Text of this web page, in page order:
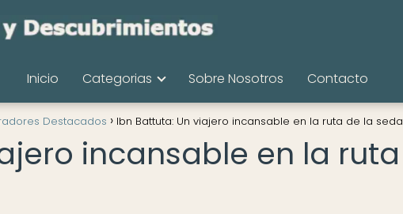
Inicio Categorias Sobre Nosotros Contacto
Destacados Ibn Battuta: Un viajero incansable en la ruta de la seda
incansable en la ruta